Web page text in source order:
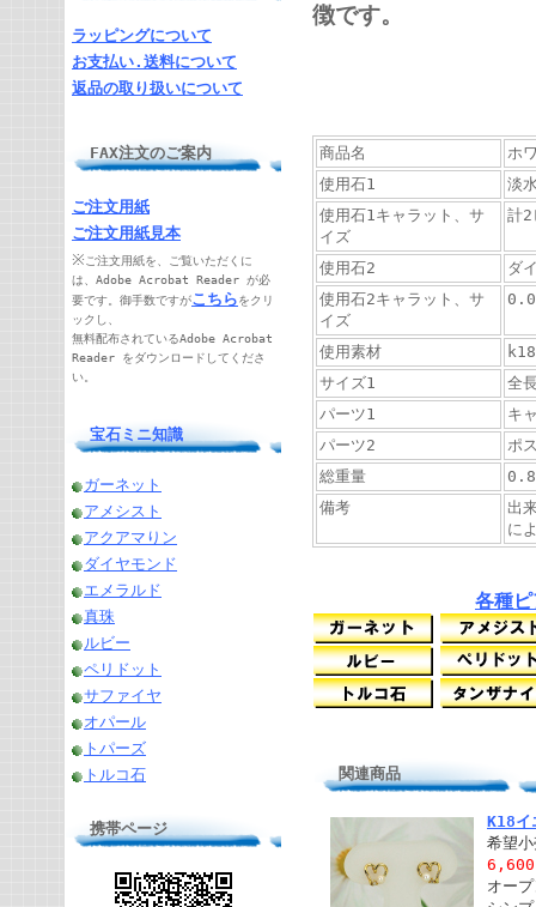
ラッピングについて
お支払い.送料について
返品の取り扱いについて
FAX注文のご案内
ご注文用紙
ご注文用紙見本
※ ご注文用紙を、ご覧いただくに
は、Adobe Acrobat Reader が必
要です。御手数ですがこちらをクリ
ックし、
無料配布されているAdobe Acrobat
Reader をダウンロードしてくださ
い。
宝石ミニ知識
ガーネット
アメシスト
アクアマりン
ダイヤモンド
エメラルド
真珠
ルビー
ペリドット
サファイヤ
オパール
トパーズ
トルコ石
携帯ページ
徴です。
商品名
ホ
使用石1
淡
使用石1キャラット、サ
イズ
計
使用石2
ダ
使用石2キャラット、サ
イズ
使用素材
サイズ1
全
パーツ1
キ
パーツ2
ポ
総重量
備考
出
に
各種
関連商品
K18イ
希望
オー